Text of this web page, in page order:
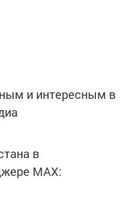
и интересным в
в
MАХ: